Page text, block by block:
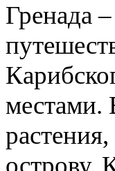
Гренада
местами.
острову.